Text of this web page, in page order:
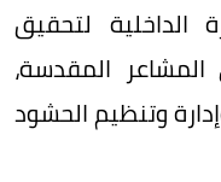
لتحقيق
المشاعر المقدسة،
وتنظيم الحشود